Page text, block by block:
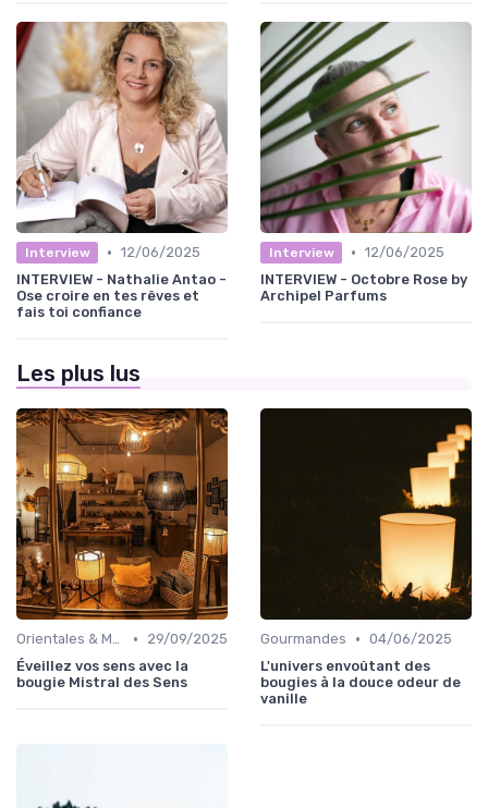
Interview • 12/06/2025
INTERVIEW - Nathalie Antao -
Ose croire en tes rêves et
fais toi confiance
Interview • 12/06/2025
INTERVIEW - Octobre Rose by
Archipel Parfums
Les plus lus
Orientales & Musquées •
29/09/2025
Éveillez vos sens avec la
bougie Mistral des Sens
Gourmandes • 04/06/2025
L'univers envoûtant des
bougies à la douce odeur de
vanille